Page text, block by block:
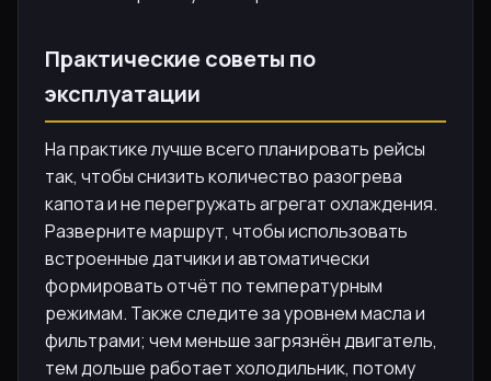
Практические советы по
эксплуатации
На практике лучше всего планировать рейсы
так, чтобы снизить количество разогрева
капота и не перегружать агрегат охлаждения.
Разверните маршрут, чтобы использовать
встроенные датчики и автоматически
формировать отчёт по температурным
режимам. Также следите за уровнем масла и
фильтрами; чем меньше загрязнён двигатель,
тем дольше работает холодильник, потому